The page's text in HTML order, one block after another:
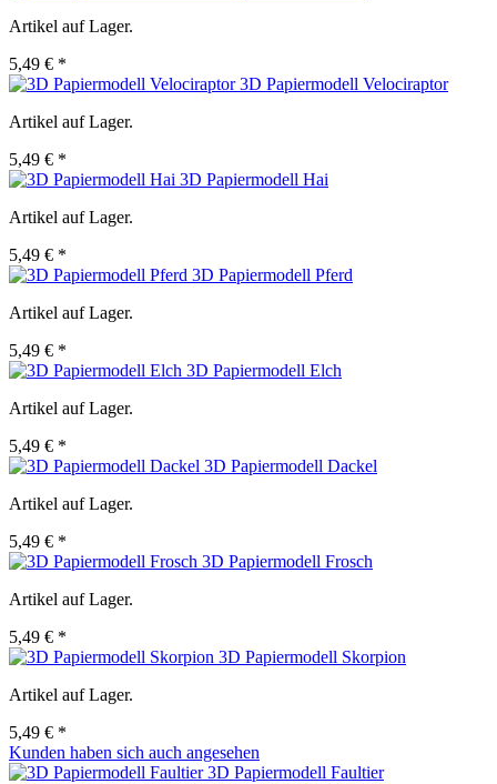
Artikel auf Lager.
5,49 € *
3D Papiermodell Velociraptor
Artikel auf Lager.
5,49 € *
3D Papiermodell Hai
Artikel auf Lager.
5,49 € *
3D Papiermodell Pferd
Artikel auf Lager.
5,49 € *
3D Papiermodell Elch
Artikel auf Lager.
5,49 € *
3D Papiermodell Dackel
Artikel auf Lager.
5,49 € *
3D Papiermodell Frosch
Artikel auf Lager.
5,49 € *
3D Papiermodell Skorpion
Artikel auf Lager.
5,49 € *
Kunden haben sich auch angesehen
3D Papiermodell Faultier